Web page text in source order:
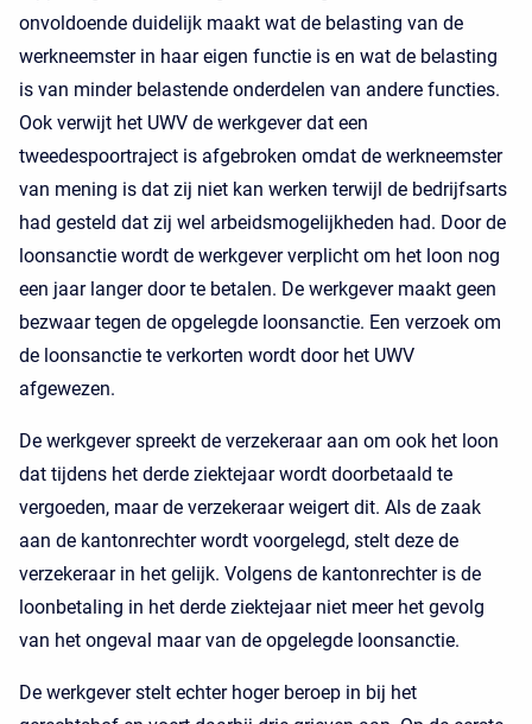
onvoldoende duidelijk maakt wat de belasting van de
werkneemster in haar eigen functie is en wat de belasting
is van minder belastende onderdelen van andere functies.
Ook verwijt het UWV de werkgever dat een
tweedespoortraject is afgebroken omdat de werkneemster
van mening is dat zij niet kan werken terwijl de bedrijfsarts
had gesteld dat zij wel arbeidsmogelijkheden had. Door de
loonsanctie wordt de werkgever verplicht om het loon nog
een jaar langer door te betalen. De werkgever maakt geen
bezwaar tegen de opgelegde loonsanctie. Een verzoek om
de loonsanctie te verkorten wordt door het UWV
afgewezen.
De werkgever spreekt de verzekeraar aan om ook het loon
dat tijdens het derde ziektejaar wordt doorbetaald te
vergoeden, maar de verzekeraar weigert dit. Als de zaak
aan de kantonrechter wordt voorgelegd, stelt deze de
verzekeraar in het gelijk. Volgens de kantonrechter is de
loonbetaling in het derde ziektejaar niet meer het gevolg
van het ongeval maar van de opgelegde loonsanctie.
De werkgever stelt echter hoger beroep in bij het